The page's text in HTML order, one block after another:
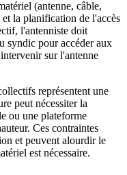
(antenne, câble,
la planification de l'accès
l'antenniste doit
syndic pour accéder aux
sur l'antenne
représentent une
peut nécessiter la
ou une plateforme
Ces contraintes
et peuvent alourdir le
est nécessaire.